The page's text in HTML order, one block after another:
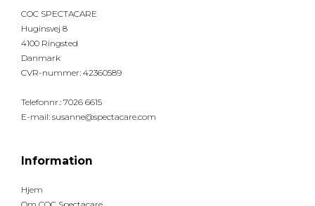
COC SPECTACARE
Huginsvej 8
4100 Ringsted
Danmark
CVR-nummer: 42360589
Telefonnr.: 7026 6615
E-mail: susanne@spectacare.com
Information
Hjem